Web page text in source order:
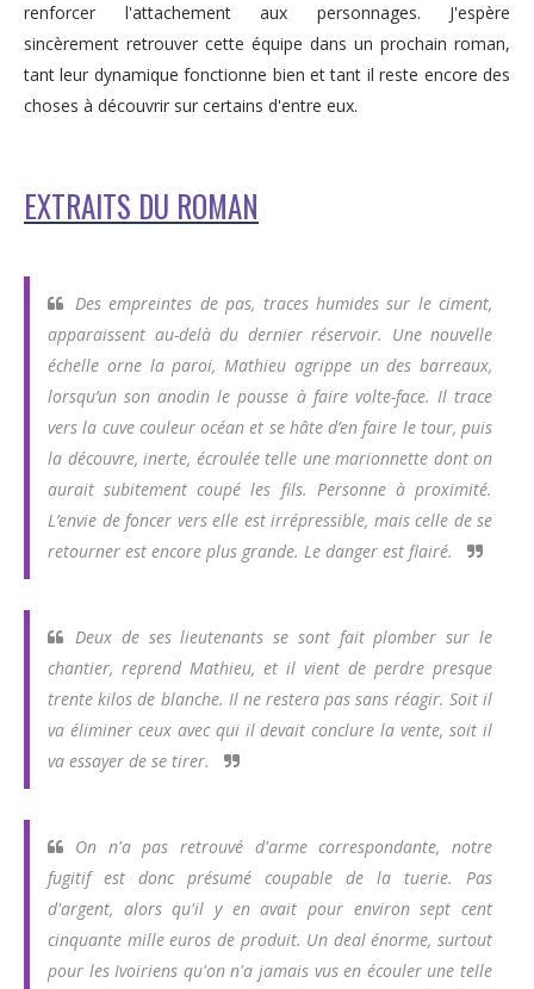
renforcer l'attachement aux personnages. J'espère
sincèrement retrouver cette équipe dans un prochain roman,
tant leur dynamique fonctionne bien et tant il reste encore des
choses à découvrir sur certains d'entre eux.
EXTRAITS DU ROMAN
Des empreintes de pas, traces humides sur le ciment,
apparaissent au-delà du dernier réservoir. Une nouvelle
échelle orne la paroi, Mathieu agrippe un des barreaux,
lorsqu’un son anodin le pousse à faire volte-face. Il trace
vers la cuve couleur océan et se hâte d’en faire le tour, puis
la découvre, inerte, écroulée telle une marionnette dont on
aurait subitement coupé les fils. Personne à proximité.
L’envie de foncer vers elle est irrépressible, mais celle de se
retourner est encore plus grande. Le danger est flairé.
Deux de ses lieutenants se sont fait plomber sur le
chantier, reprend Mathieu, et il vient de perdre presque
trente kilos de blanche. Il ne restera pas sans réagir. Soit il
va éliminer ceux avec qui il devait conclure la vente, soit il
va essayer de se tirer.
On n'a pas retrouvé d'arme correspondante, notre
fugitif est donc présumé coupable de la tuerie. Pas
d'argent, alors qu'il y en avait pour environ sept cent
cinquante mille euros de produit. Un deal énorme, surtout
pour les Ivoiriens qu'on n'a jamais vus en écouler une telle